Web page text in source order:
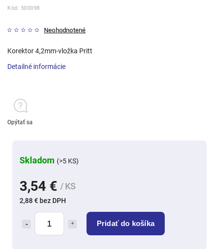
Kód: 500098
Neohodnotené
3,54 € / KS
2,88 € bez DPH
Pridať do košíka
Skladom (>5 KS)
Korektor 4,2mm-vložka Pritt
Detailné informácie
Opýtať sa